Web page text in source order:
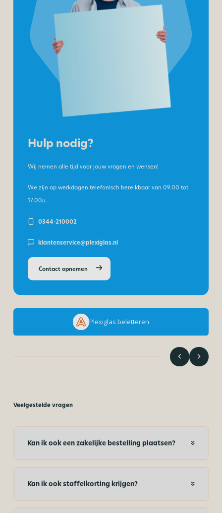
Hulp nodig?
Wij nemen alle tijd voor jouw vragen en wensen!
We zijn op werkdagen telefonisch bereikbaar van09.00 tot
17.00u.
0344-210002
klantenservice@plexiglas.nl
Contact opnemen
Plexiglas beletteren
Veelgestelde vragen
Kan ik ook een zakelijke bestelling plaatsen?
Kan ik ook staffelkorting krijgen?